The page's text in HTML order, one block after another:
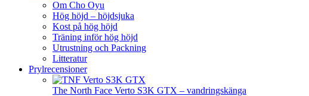
Om Cho Oyu
Hög höjd – höjdsjuka
Kost på hög höjd
Träning inför hög höjd
Utrustning och Packning
Litteratur
Prylrecensioner
The North Face Verto S3K GTX – vandringskänga